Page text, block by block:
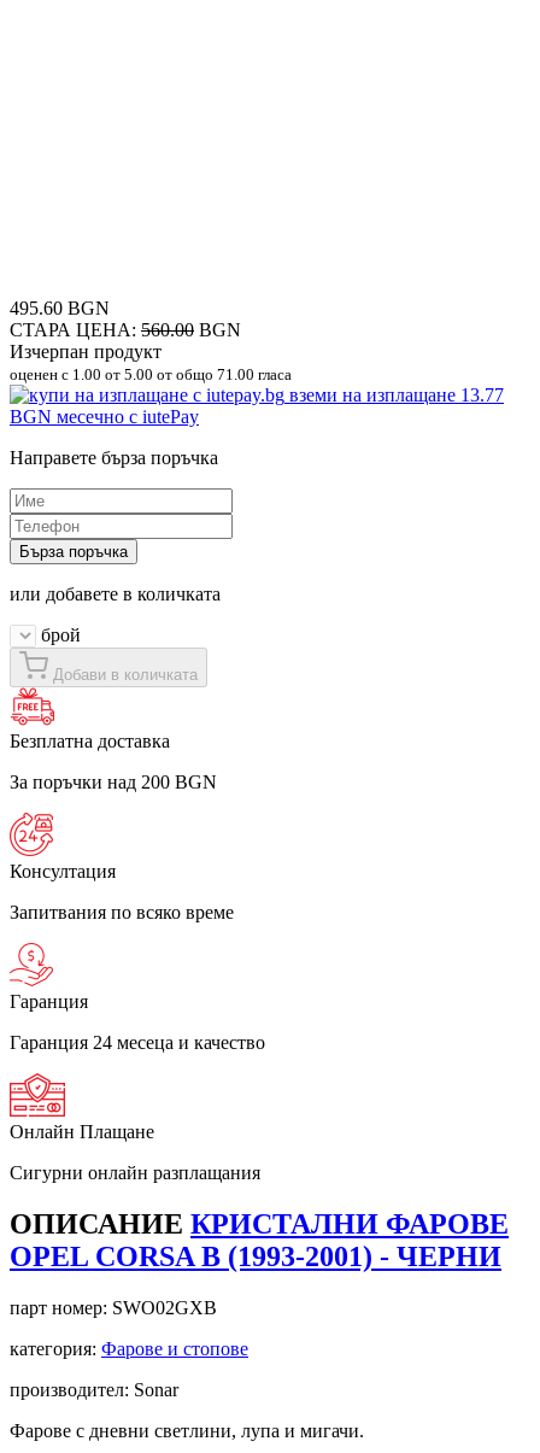
495.60 BGN
СТАРА ЦЕНА: 560.00 BGN
Изчерпан продукт
оценен с 1.00 от 5.00 от общо 71.00 гласа
вземи на изплащане 13.77
BGN месечно с iutePay
Направете бърза поръчка
Бърза поръчка
или добавете в количката
брой
Добави в количката
Безплатна доставка
За поръчки над 200 BGN
Консултация
Запитвания по всяко време
Гаранция
Гаранция 24 месеца и качество
Онлайн Плащане
Сигурни онлайн разплащания
ОПИСАНИЕ КРИСТАЛНИ ФАРОВЕ
OPEL CORSA B (1993-2001) - ЧЕРНИ
парт номер: SWO02GXB
категория: Фарове и стопове
производител: Sonar
Фарове с дневни светлини, лупа и мигачи.